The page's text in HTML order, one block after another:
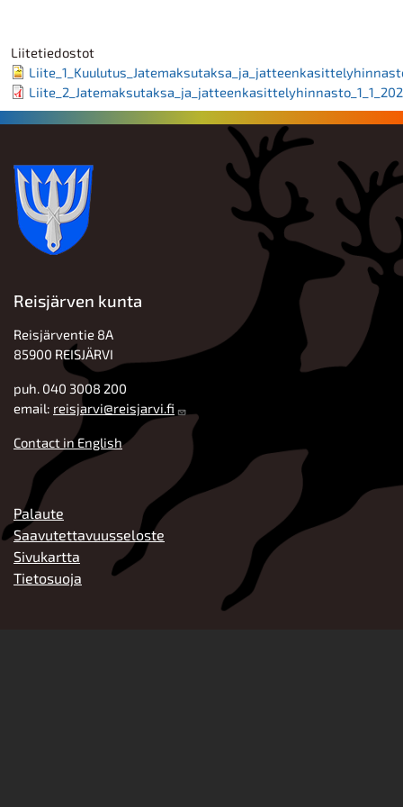
Liitetiedostot
Reisjärven kunta
Reisjärventie 8A
85900 REISJÄRVI
puh. 040 3008 200
email: reisjarvi@reisjarvi.fi
Contact in English
ALATUNNISTE
Palaute
Saavutettavuusseloste
Sivukartta
Tietosuoja